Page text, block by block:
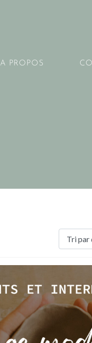
A PROPOS